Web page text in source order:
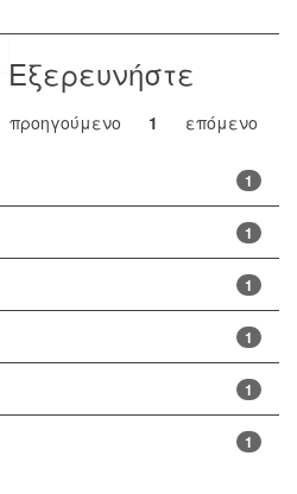
προηγούμενο 1 επόμενο
Εξερευνήστε
1
1
1
1
1
1